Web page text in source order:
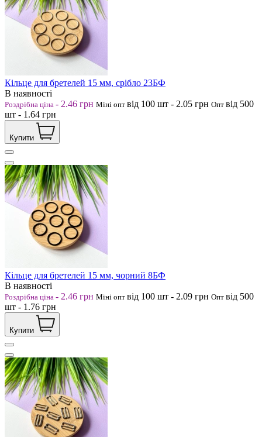
Кільце для бретелей 15 мм, срібло 23БФ
В наявності
Роздрібна ціна - 2.46 грн Міні опт від 100 шт - 2.05 грн Опт від 500
шт - 1.64 грн
Купити
Кільце для бретелей 15 мм, чорний 8БФ
В наявності
Роздрібна ціна - 2.46 грн Міні опт від 100 шт - 2.09 грн Опт від 500
шт - 1.76 грн
Купити